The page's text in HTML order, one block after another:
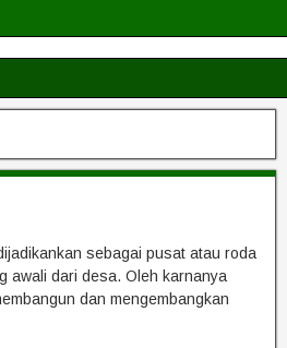
sebagai pusat atau roda
awali dari desa. Oleh karnanya
dan mengembangkan